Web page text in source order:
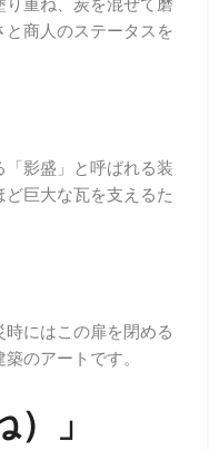
重ね、炭を混ぜて磨
商人のステータスを
影盛」と呼ばれる装
巨大な瓦を支えるた
にはこの扉を閉める
のアートです。
」